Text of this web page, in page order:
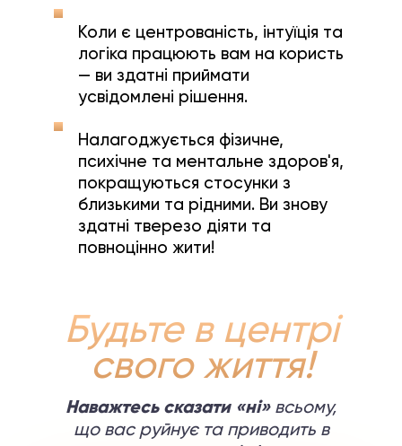
Коли є центрованість, інтуїція та
логіка працюють вам на користь
— ви здатні приймати
усвідомлені рішення.
Налагоджується фізичне,
психічне та ментальне здоров'я,
покращуються стосунки з
близькими та рідними. Ви знову
здатні тверезо діяти та
повноцінно жити!
Будьте в центрі
свого життя!
Наважтесь сказати «ні» всьому,
що вас руйнує та приводить в